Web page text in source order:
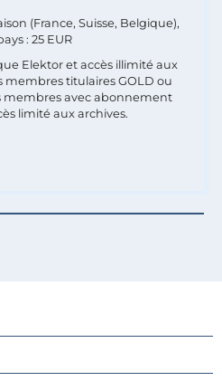
(France, Suisse, Belgique),
: 25 EUR
Elektor et accès illimité aux
membres titulaires GOLD ou
membres avec abonnement
limité aux archives.